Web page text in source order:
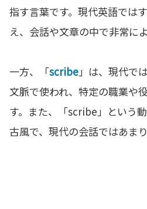
指す言葉です。現代英語では
え、会話や文章の中で非常に
一方、「scribe」は、現代で
文脈で使われ、特定の職業や
す。また、「scribe」という
古風で、現代の会話ではあま